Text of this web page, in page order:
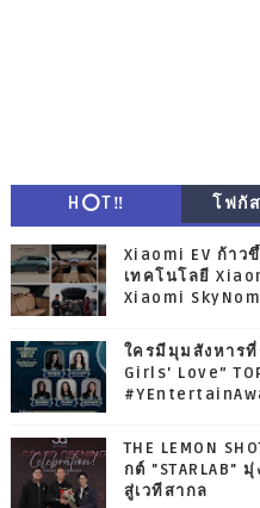
H⭕T‼ โฟกั
Xiaomi EV ก้าว
เทคโนโลยี
Xiaomi
ใครมีมุมสังหาร
Girls' Love”
THE LEMON
กต์ "STARLAB"
สู่เวทีสากล